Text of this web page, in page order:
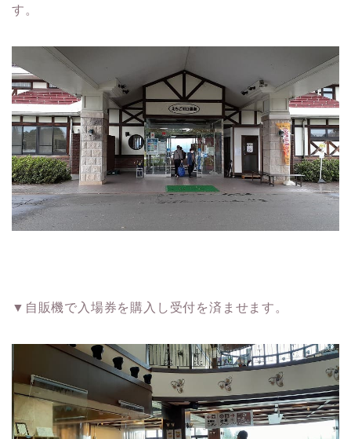
す。
▼自販機で入場券を購入し受付を済ませます。